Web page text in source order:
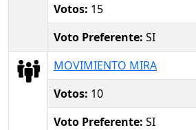
Votos: 15
Voto Preferente: SI
MOVIMIENTO MIRA
Votos: 10
Voto Preferente: SI